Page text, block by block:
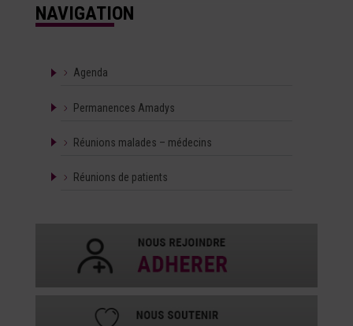
NAVIGATION
Agenda
Permanences Amadys
Réunions malades – médecins
Réunions de patients